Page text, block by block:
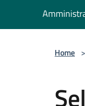
Home >